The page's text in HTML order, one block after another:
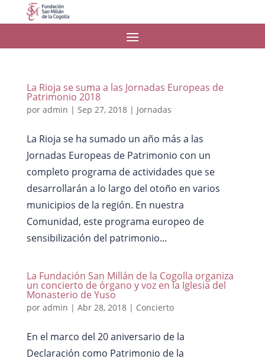
La Rioja se suma a las Jornadas Europeas de
Patrimonio 2018
por admin | Sep 27, 2018| Jornadas
La Rioja se ha sumado un año más a las
Jornadas Europeas de Patrimonio con un
completo programa de actividades que se
desarrollarán a lo largo del otoño en varios
municipios de la región. En nuestra
Comunidad, este programa europeo de
sensibilización del patrimonio...
La Fundación San Millán de la Cogolla organiza
un concierto de órgano y voz en la Iglesia del
Monasterio de Yuso
por admin | Abr 28, 2018| Concierto
En el marco del 20 aniversario de la
Declaración como Patrimonio de la